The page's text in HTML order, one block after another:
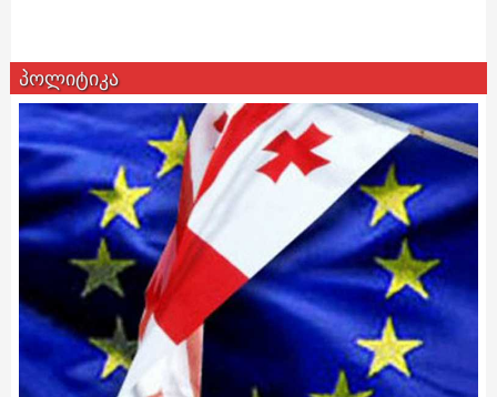
პოლიტიკა